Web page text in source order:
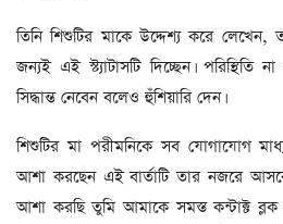
তিনি শিশুটির মাকে উদ্দেশ্য করে
জন্যই এই স্ট্যাটাসটি দিচ্ছেন। পরিস্থিতি
সিদ্ধান্ত নেবেন বলেও হুঁশিয়ারি দেন।
শিশুটির মা পরীমনিকে সব যোগাযোগ
আশা করছেন এই বার্তাটি তার নজরে
আশা করছি তুমি আমাকে সমস্ত কন্টাক্ট